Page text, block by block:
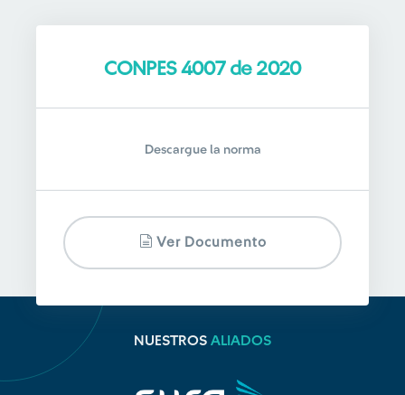
CONPES 4007 de 2020
Descargue la norma
Ver Documento
NUESTROS ALIADOS